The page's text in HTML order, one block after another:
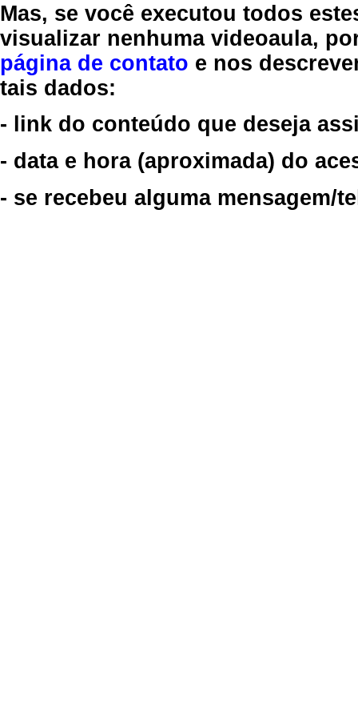
Mas, se você executou todos
visualizar nenhuma videoaula,
página de contato e nos
tais dados:
- link do conteúdo que deseja
- data e hora (aproximada) do
- se recebeu alguma mensagem/